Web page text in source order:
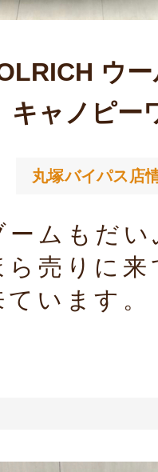
ウ
キャノピー
丸塚バイパス店
ームもだ
ら売りに
ています
店